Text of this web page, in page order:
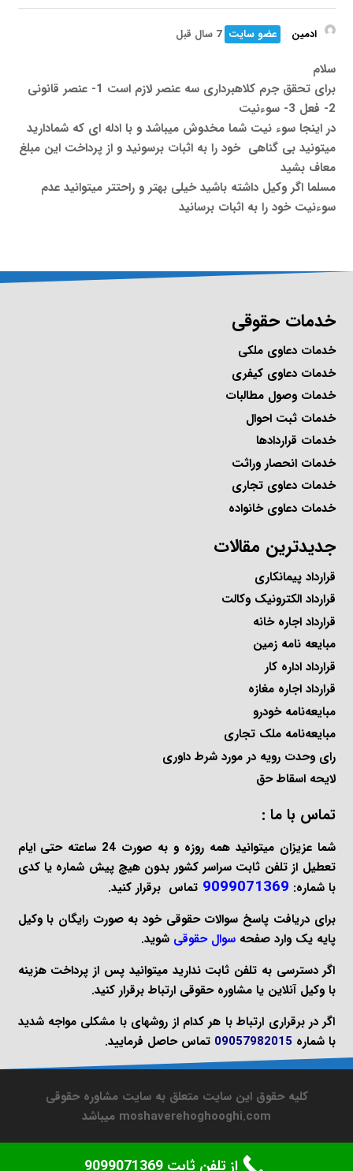
ادمین عضو سایت 7 سال قبل
سلام
برای تحقق جرم کلاهبرداری سه عنصر لازم است 1- عنصر قانونی
2- فعل 3- سوءنیت
در اینجا سوء نیت شما مخدوش میباشد و با ادله ای که شمادارید
میتونید بی گناهی خود را به اثبات برسونید و از پرداخت این مبلغ
معاف بشید
مسلما اگر وکیل داشته باشید خیلی بهتر و راحتتر میتوانید عدم
سوءنیت خود را به اثبات برسانید
خدمات حقوقی
خدمات دعاوی ملکی
خدمات دعاوی کیفری
خدمات وصول مطالبات
خدمات ثبت احوال
خدمات قراردادها
خدمات انحصار وراثت
خدمات دعاوی تجاری
خدمات دعاوی خانواده
جدیدترین مقالات
قرارداد پیمانکاری
قرارداد الکترونیک وکالت
قرارداد اجاره خانه
مبایعه نامه زمین
قرارداد اداره کار
قرارداد اجاره مغازه
مبایعه‌نامه خودرو
مبایعه‌نامه ملک تجاری
رای وحدت رویه در مورد شرط داوری
لایحه اسقاط حق
تماس با ما :
شما عزیزان میتوانید همه روزه و به صورت 24 ساعته حتی ایام
تعطیل از تلفن ثابت سراسر کشور بدون هیچ پیش شماره یا کدی
با شماره: 9099071369 تماس برقرار کنید.
برای دریافت پاسخ سوالات حقوقی خود به صورت رایگان با وکیل
پایه یک وارد صفحهسوال حقوقی شوید.
اگر دسترسی به تلفن ثابت ندارید میتوانید پس از پرداخت هزینه
باوکیل آنلاین یامشاوره حقوقی ارتباط برقرار کنید.
اگر در برقراری ارتباط با هر کدام از روشهای با مشکلی مواجه شدید
با شماره 09057982015 تماس حاصل فرمایید.
کلیه حقوق این سایت متعلق به سایت مشاوره حقوقی
moshaverehoghooghi.com میباشد
از تلفن ثابت 9099071369